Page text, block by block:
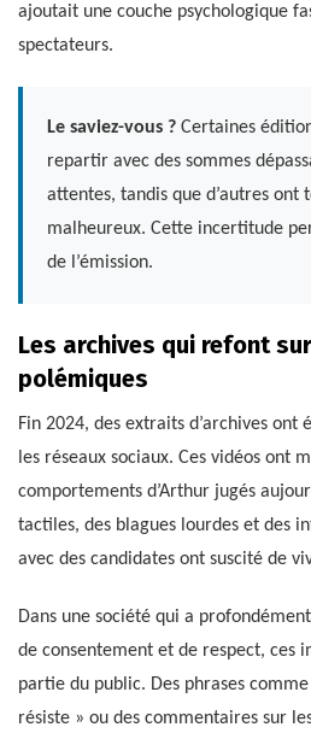
ajoutait une couche psychologique
spectateurs.
Le saviez-vous ? Certaines
repartir avec des sommes
attentes, tandis que d’autres ont
malheureux. Cette incertitude
de l’émission.
Les archives qui refont
polémiques
Fin 2024, des extraits d’archives
les réseaux sociaux. Ces vidéos ont
comportements d’Arthur jugés
tactiles, des blagues lourdes et des
avec des candidates ont suscité de
Dans une société qui a
de consentement et de respect, ces
partie du public. Des phrases comme
résiste » ou des commentaires sur